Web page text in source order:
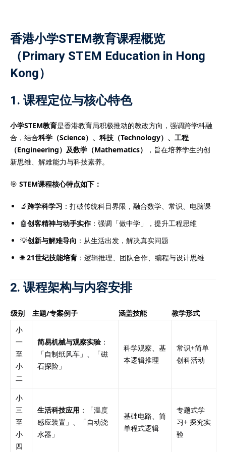
香港小学STEM教育课程概览
（Primary STEM Education in Hong
Kong）
1. 课程定位与核心特色
小学STEM教育是香港教育局积极推动的教改方向，强调跨学科融
合，结合科学（Science）、科技（Technology）、工程
（Engineering）及数学（Mathematics）
，旨在培养学生的创
新思维、解难能力与科技素养。
🎯 STEM课程核心特点如下：
🔬跨学科学习 ：打破传统科目界限，融合数学、常识、电脑课
🤖创客精神与动手实作：强调「做中学」，提升工程思维
💡创新与解难导向 ：从生活出发，解决真实问题
🌐21世纪技能培育 ：逻辑推理、团队合作、编程与设计思维
2. 课程架构与内容安排
级别 主题/专案例子 涵盖技能
教学形式
小
一
至
小
二
简易机械与观察实验 ：
「自制纸风车」、「磁
石探险」
科学观察、基
本逻辑推理
常识+简单
创科活动
小
三
至
小
四
生活科技应用 ：「温度
感应装置」、「自动浇
水器」
基础电路、简
单程式逻辑
专题式学
习+ 探究实
验